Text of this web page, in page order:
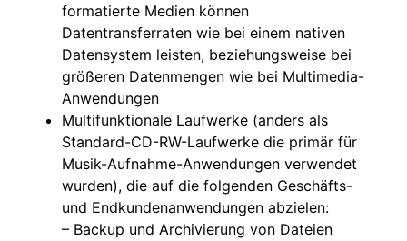
formatierte Medien können
Datentransferraten wie bei einem nativen
Datensystem leisten, beziehungsweise bei
größeren Datenmengen wie bei Multimedia-
Anwendungen
Multifunktionale Laufwerke (anders als
Standard-CD-RW-Laufwerke die primär für
Musik-Aufnahme-Anwendungen verwendet
wurden), die auf die folgenden Geschäfts-
und Endkundenanwendungen abzielen:
– Backup und Archivierung von Dateien